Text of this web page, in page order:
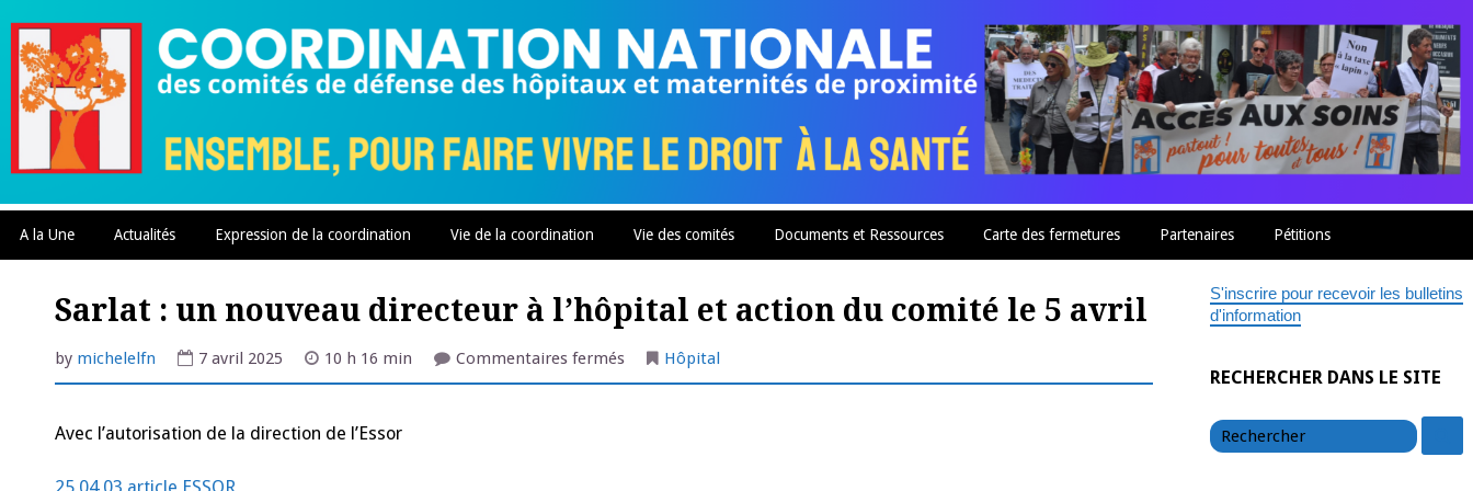
content
A la Une Actualités Expression de la coordination Vie de la coordination Vie des comités Documents et Ressources Carte des fermetures Partenaires Pétitions
Sarlat : un nouveau directeur à l’hôpital et action du comité le 5 avril
by michelelfn 7 avril 2025 10 h 16 min Commentaires ferméssur
:
Hôpital
Avec l’autorisation de la direction de l’Essor
S'inscrire pour recevoir les bulletins
d'information
RECHERCHER DANS LE SITE